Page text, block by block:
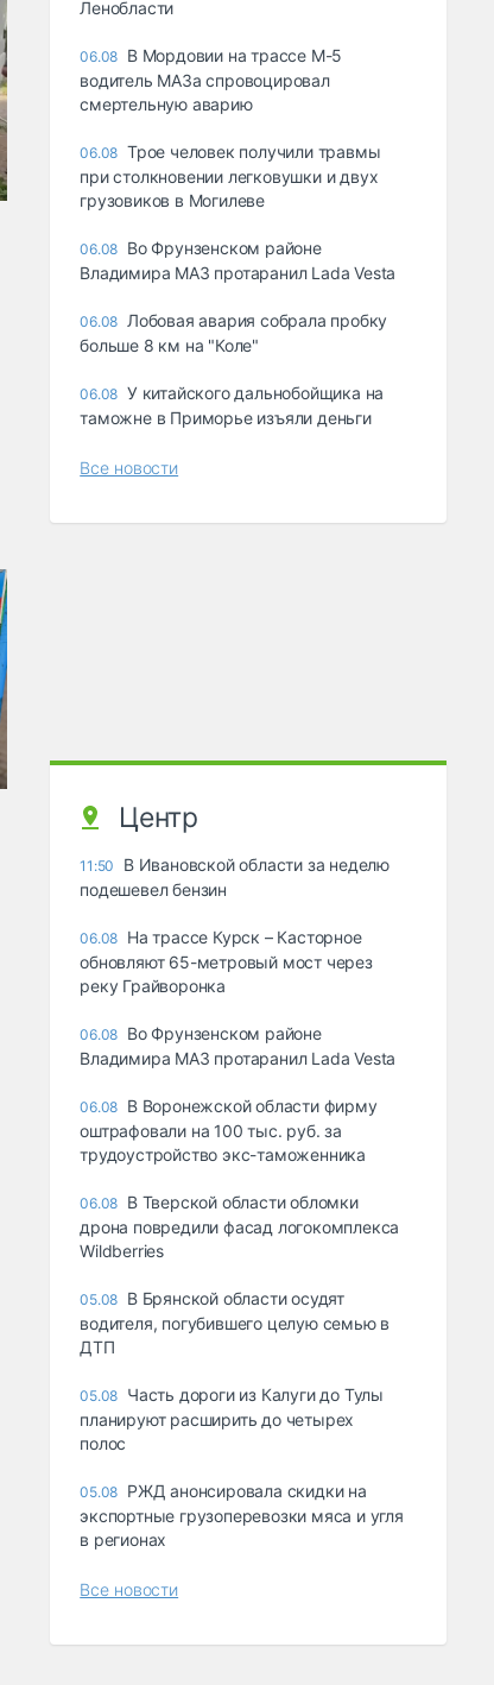
Ленобласти
06.08 В Мордовии на трассе М-5
водитель МАЗа спровоцировал
смертельную аварию
06.08 Трое человек получили травмы
при столкновении легковушки и двух
грузовиков в Могилеве
06.08 Во Фрунзенском районе
Владимира МАЗ протаранил Lada Vesta
06.08 Лобовая авария собрала пробку
больше 8 км на "Коле"
06.08 У китайского дальнобойщика на
таможне в Приморье изъяли деньги
Все новости
Центр
11:50
В Ивановской области за неделю
подешевел бензин
06.08 На трассе Курск – Касторное
обновляют 65-метровый мост через
реку Грайворонка
06.08 Во Фрунзенском районе
Владимира МАЗ протаранил Lada Vesta
06.08 В Воронежской области фирму
оштрафовали на 100 тыс. руб. за
трудоустройство экс-таможенника
06.08 В Тверской области обломки
дрона повредили фасад логокомплекса
Wildberries
05.08 В Брянской области осудят
водителя, погубившего целую семью в
ДТП
05.08 Часть дороги из Калуги до Тулы
планируют расширить до четырех
полос
05.08 РЖД анонсировала скидки на
экспортные грузоперевозки мяса и угля
в регионах
Все новости